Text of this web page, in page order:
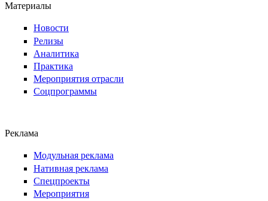
Материалы
Новости
Релизы
Аналитика
Практика
Мероприятия отрасли
Соцпрограммы
Реклама
Модульная реклама
Нативная реклама
Спецпроекты
Мероприятия